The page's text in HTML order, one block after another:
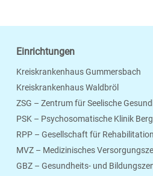
Einrichtungen
Kreiskrankenhaus Gummersbach
Kreiskrankenhaus Waldbröl
ZSG – Zentrum für Seelische
PSK – Psychosomatische Klinik
RPP – Gesellschaft für
MVZ – Medizinisches
GBZ – Gesundheits- und